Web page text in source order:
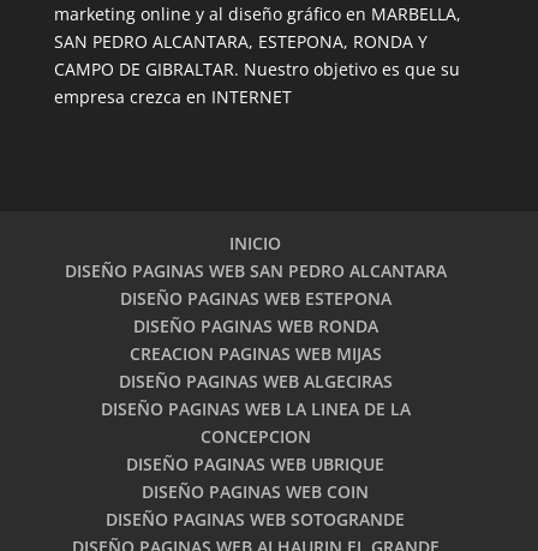
marketing online y al diseño gráfico en MARBELLA,
SAN PEDRO ALCANTARA, ESTEPONA, RONDA Y
CAMPO DE GIBRALTAR. Nuestro objetivo es que su
empresa crezca en INTERNET
INICIO
DISEÑO PAGINAS WEB SAN PEDRO ALCANTARA
DISEÑO PAGINAS WEB ESTEPONA
DISEÑO PAGINAS WEB RONDA
CREACION PAGINAS WEB MIJAS
DISEÑO PAGINAS WEB ALGECIRAS
DISEÑO PAGINAS WEB LA LINEA DE LA
CONCEPCION
DISEÑO PAGINAS WEB UBRIQUE
DISEÑO PAGINAS WEB COIN
DISEÑO PAGINAS WEB SOTOGRANDE